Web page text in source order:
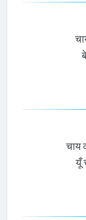
चाय
यूँ